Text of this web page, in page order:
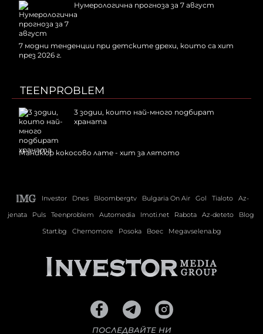
Нумерологична прогноза за 7 август
7 модни тенденции при детските дрехи, които са хит
през 2026 г.
TEENPROBLEM
3 зодии, които най-много подбират
храната
Маникюр кокосово лате - хит за лятото
Investor Dnes Bloombergtv Bulgaria On Air Gol Tialoto
Az-
jenata
Puls Teenproblem Automedia Imoti.net Rabota Az-deteto
Blog
Start.bg
Chernomore Posoka Boec Megavselena.bg
ПОСЛЕДВАЙТЕ НИ